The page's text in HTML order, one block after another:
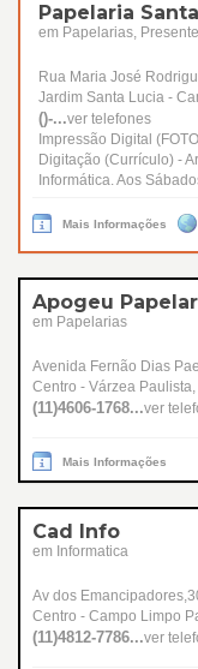
Papelaria
em Papelarias,
Rua Maria José
Jardim Santa Lucia -
()-...ver telefones
Impressão Digital
Digitação (Currículo) -
Informática. Aos
Mais Informações
Apogeu
em Papelarias
Avenida Fernão Dias
Centro - Várzea Paulista,
(11)4606-1768...ver
Mais Informações
Cad Info
em Informatica
Av dos
Centro - Campo Limpo
(11)4812-7786...ver